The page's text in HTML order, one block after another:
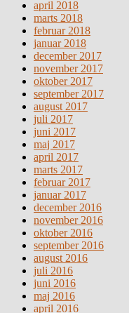
april 2018
marts 2018
februar 2018
januar 2018
december 2017
november 2017
oktober 2017
september 2017
august 2017
juli 2017
juni 2017
maj 2017
april 2017
marts 2017
februar 2017
januar 2017
december 2016
november 2016
oktober 2016
september 2016
august 2016
juli 2016
juni 2016
maj 2016
april 2016